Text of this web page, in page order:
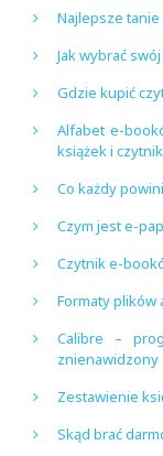
Najlepsze
Jak wybrać
Gdzie kupić
Alfabet e-
książek i
Co każdy
Czym jest e-
Czytnik e-
Formaty plików
Calibre –
znienawidzony
Zestawienie
Skąd brać